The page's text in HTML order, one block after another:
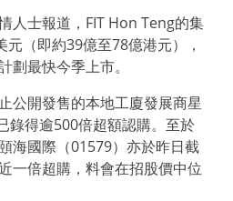
人士報道，FIT Hon Teng的集
（即約39億至78億港元），
劃最快今季上市。
公開發售的本地工廈發展商星
錄得逾500倍超額認購。至於
海國際（01579）亦於昨日截
一倍超購，料會在招股價中位